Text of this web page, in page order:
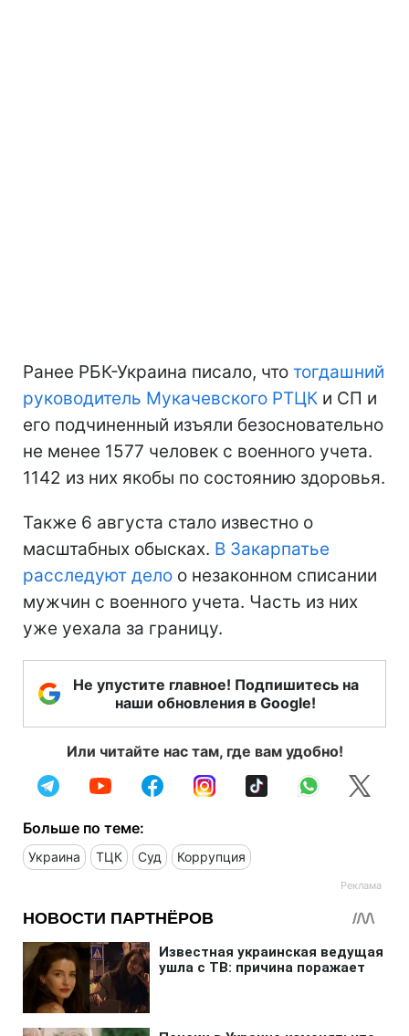
Ранее РБК-Украина писало, что тогдашний
руководитель Мукачевского РТЦК и СП и
его подчиненный изъяли безосновательно
не менее 1577 человек с военного учета.
1142 из них якобы по состоянию здоровья.
Также 6 августа стало известно о
масштабных обысках. В Закарпатье
расследуют дело о незаконном списании
мужчин с военного учета. Часть из них
уже уехала за границу.
Не упустите главное! Подпишитесь на
наши обновления в Google!
Или читайте нас там, где вам удобно!
Больше по теме:
Украина ТЦК Суд Коррупция